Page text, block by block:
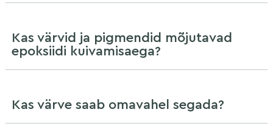
Kas värvid ja pigmendid mõjutavad
epoksiidi kuivamisaega?
Kas värve saab omavahel segada?